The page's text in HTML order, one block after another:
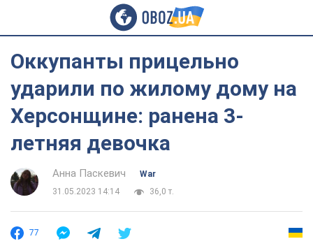
Оккупанты прицельно
ударили по жилому дому на
Херсонщине: ранена 3-
летняя девочка
Анна Паскевич
War
31.05.2023 14:14
36,0 т.
77